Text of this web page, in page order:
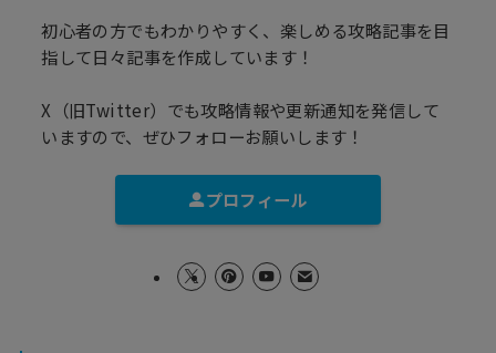
初心者の方でもわかりやすく、楽しめる攻略記事を目
指して日々記事を作成しています！
X（旧Twitter）でも攻略情報や更新通知を発信して
いますので、ぜひフォローお願いします！
プロフィール